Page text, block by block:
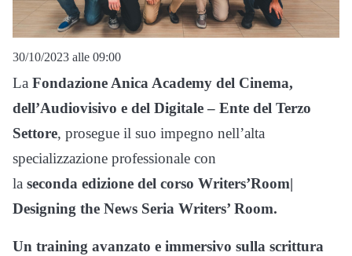
30/10/2023 alle 09:00
La Fondazione Anica Academy del Cinema,
dell’Audiovisivo e del Digitale – Ente del Terzo
Settore, prosegue il suo impegno nell’alta
specializzazione professionale con
la seconda edizione del corso Writers’Room|
Designing the News Seria Writers’ Room.
Un training avanzato e immersivo sulla scrittura